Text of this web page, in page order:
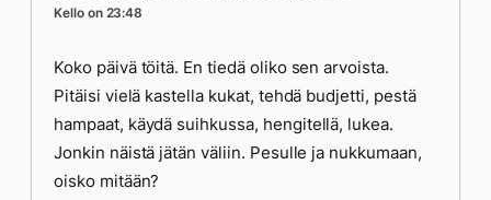
Kello on 23:48
Koko päivä töitä. En tiedä oliko sen arvoista.
Pitäisi vielä kastella kukat, tehdä budjetti, pestä
hampaat, käydä suihkussa, hengitellä, lukea.
Jonkin näistä jätän väliin. Pesulle ja nukkumaan,
oisko mitään?